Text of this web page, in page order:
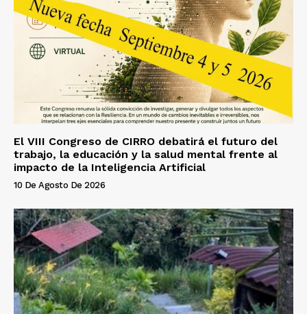
El VIII Congreso de CIRRO debatirá el futuro del
trabajo, la educación y la salud mental frente al
impacto de la Inteligencia Artificial
10 De Agosto De 2026